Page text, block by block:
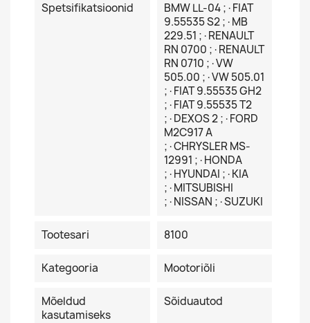
Spetsifikatsioonid
BMW LL-04 ;·FIAT
9.55535 S2 ;·MB
229.51 ;·RENAULT
RN 0700 ;·RENAULT
RN 0710 ;·VW
505.00 ;·VW 505.01
;·FIAT 9.55535 GH2
;·FIAT 9.55535 T2
;·DEXOS 2 ;·FORD
M2C917 A
;·CHRYSLER MS-
12991 ;·HONDA
;·HYUNDAI ;·KIA
;·MITSUBISHI
;·NISSAN ;·SUZUKI
Tootesari 8100
Kategooria Mootoriõli
Mõeldud
kasutamiseks
Sõiduautod